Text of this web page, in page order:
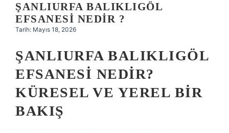
ŞANLIURFA BALIKLIGÖL
EFSANESI NEDIR ?
Tarih: Mayıs 18, 2026
ŞANLIURFA BALIKLIGÖL
EFSANESI NEDIR?
KÜRESEL VE YEREL BIR
BAKIŞ